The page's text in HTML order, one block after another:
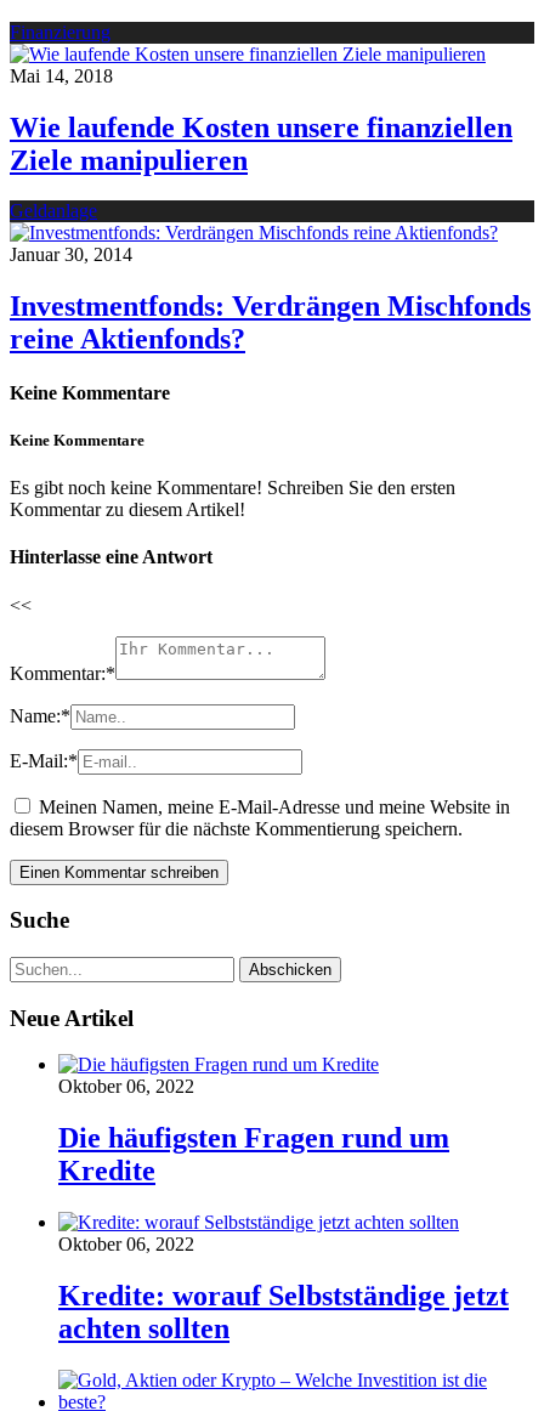
Finanzierung
Mai 14, 2018
Wie laufende Kosten unsere finanziellen
Ziele manipulieren
Geldanlage
Januar 30, 2014
Investmentfonds: Verdrängen Mischfonds
reine Aktienfonds?
Keine Kommentare
Keine Kommentare
Es gibt noch keine Kommentare! Schreiben Sie den ersten
Kommentar zu diesem Artikel!
Hinterlasse eine Antwort
<<
Kommentar:*
Name:*
E-Mail:*
Meinen Namen, meine E-Mail-Adresse und meine Website in
diesem Browser für die nächste Kommentierung speichern.
Suche
Neue Artikel
Oktober 06, 2022
Die häufigsten Fragen rund um
Kredite
Oktober 06, 2022
Kredite: worauf Selbstständige jetzt
achten sollten